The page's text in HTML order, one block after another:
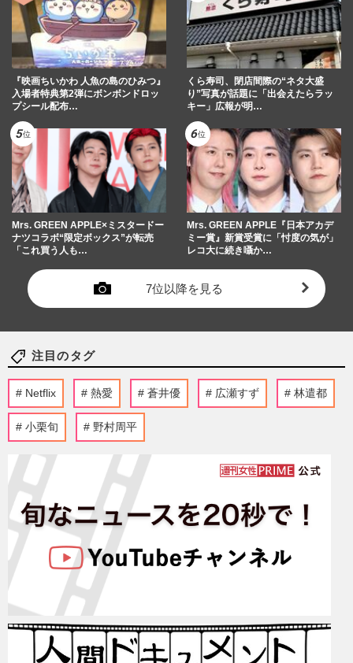
『映画ちいかわ 人魚の島のひみつ』
入場者特典第2弾にボンボンドロッ
プシール配布…
くら寿司、閉店間際の“ネタ大盛
り”写真が話題に「出会えたらラッ
キー」広報が明…
Mrs. GREEN APPLE×ミスタードー
ナツコラボ“限定ボックス”が転売
「これ買う人も…
Mrs. GREEN APPLE『日本アカデ
ミー賞』新賞受賞に「忖度の気が」
レコ大に続き囁か…
7位以降を見る
注目のタグ
Netflix 熱愛 蒼井優 広瀬すず 林遣都
小栗旬 野村周平